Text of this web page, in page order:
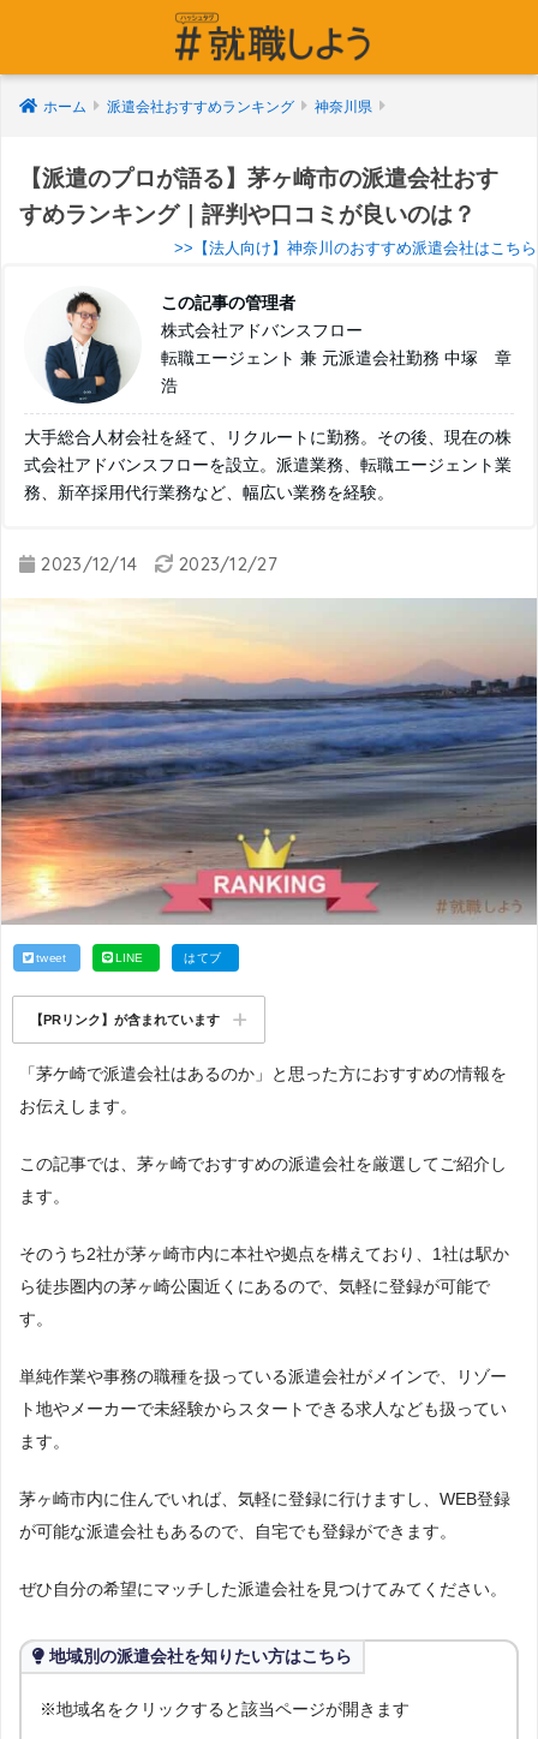
ホーム 派遣会社おすすめランキング 神奈川県
【派遣のプロが語る】茅ヶ崎市の派遣会社おす
すめランキング｜評判や口コミが良いのは？
>>【法人向け】神奈川のおすすめ派遣会社はこちら
この記事の管理者
株式会社アドバンスフロー
転職エージェント 兼 元派遣会社勤務 中塚 章
浩
大手総合人材会社を経て、リクルートに勤務。その後、現在の株
式会社アドバンスフローを設立。派遣業務、転職エージェント業
務、新卒採用代行業務など、幅広い業務を経験。
2023/12/14 2023/12/27
tweet LINE はてブ
【PRリンク】が含まれています
「茅ケ崎で派遣会社はあるのか」と思った方におすすめの情報を
お伝えします。
この記事では、茅ヶ崎でおすすめの派遣会社を厳選してご紹介し
ます。
そのうち2社が茅ヶ崎市内に本社や拠点を構えており、1社は駅か
ら徒歩圏内の茅ヶ崎公園近くにあるので、気軽に登録が可能で
す。
単純作業や事務の職種を扱っている派遣会社がメインで、リゾー
ト地やメーカーで未経験からスタートできる求人なども扱ってい
ます。
茅ヶ崎市内に住んでいれば、気軽に登録に行けますし、WEB登録
が可能な派遣会社もあるので、自宅でも登録ができます。
ぜひ自分の希望にマッチした派遣会社を見つけてみてください。
地域別の派遣会社を知りたい方はこちら
※地域名をクリックすると該当ページが開きます